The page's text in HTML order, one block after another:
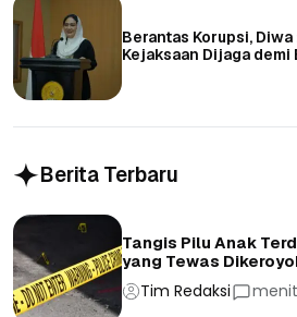
Berantas Korupsi,
Kejaksaan Dijaga demi
Berita Terbaru
Tangis Pilu Anak
yang Tewas
Tim Redaksi menit